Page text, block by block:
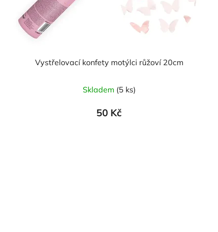
Vystřelovací konfety motýlci růžoví 20cm
Skladem (5 ks)
50 Kč